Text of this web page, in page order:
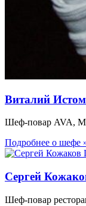
Виталий
Шеф-повар AVA,
Подробнее о шефе
Сергей
Шеф-повар